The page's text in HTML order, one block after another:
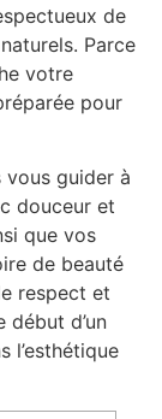
de
Parce
votre
pour
vous guider à
douceur et
que vos
de beauté
respect et
d’un
l’esthétique